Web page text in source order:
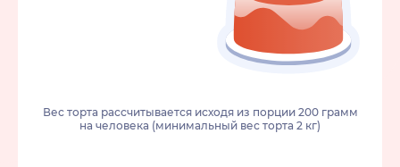
Вес торта рассчитывается исходя из порции 200 грамм
на человека (минимальный вес торта 2 кг)